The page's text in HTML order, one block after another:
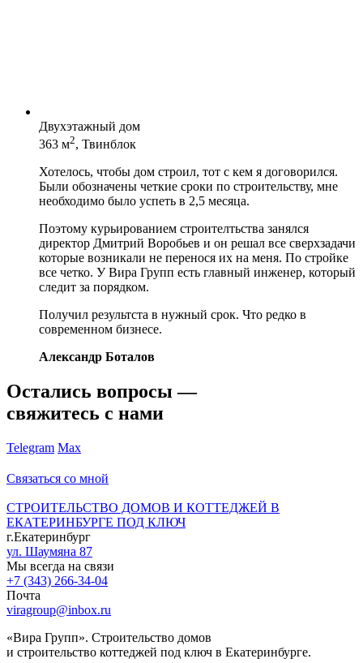
Двухэтажный дом
363 м2, Твинблок
Хотелось, чтобы дом строил, тот с кем я договорился.
Были обозначены четкие сроки по строительству, мне
необходимо было успеть в 2,5 месяца.
Поэтому курьированием строителтьства занялся
директор Дмитрий Воробьев и он решал все сверхзадачи
которые возникали не перенося их на меня. По стройке
все четко. У Вира Групп есть главный инженер, который
следит за порядком.
Получил результста в нужный срок. Что редко в
современном бизнесе.
Александр Боталов
Остались вопросы —
свяжитесь с нами
Telegram Max
Связаться со мной
СТРОИТЕЛЬСТВО ДОМОВ И КОТТЕДЖЕЙ В
ЕКАТЕРИНБУРГЕ ПОД КЛЮЧ
г.Екатеринбург
ул. Шаумяна 87
Мы всегда на связи
+7 (343) 266-34-04
Почта
viragroup@inbox.ru
«Вира Групп». Строительство домов
и строительство коттеджей под ключ в Екатеринбурге.